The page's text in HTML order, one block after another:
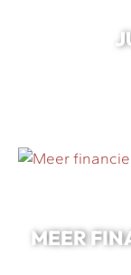
MEER